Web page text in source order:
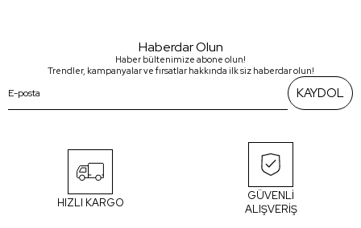
Haberdar Olun
Haber bültenimize abone olun!
Trendler, kampanyalar ve fırsatlar hakkında ilk siz haberdar olun!
KAYDOL
HIZLI KARGO
GÜVENLİ
ALIŞVERİŞ